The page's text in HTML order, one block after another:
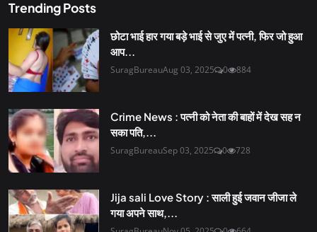
Trending Posts
छोटा भाई हार गया बड़े भाई से जुए में पत्नी, फिर जो हुआ
आप...
SuragBureauAug 03, 2025 0 884
Crime News : पत्नी को नेता की बाहों में देख सह न
सका पति,...
SuragBureauSep 03, 2025 0 728
Jija sali Love Story : साली हुई जवान जीजा ले
गया अपने साथ,...